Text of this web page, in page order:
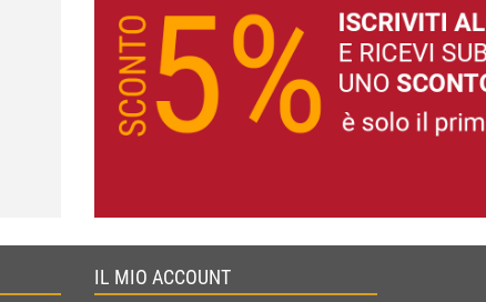
IL MIO ACCOUNT